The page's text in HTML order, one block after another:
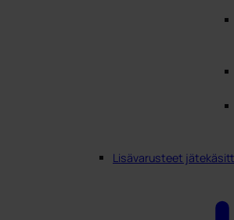
Lisävarusteet